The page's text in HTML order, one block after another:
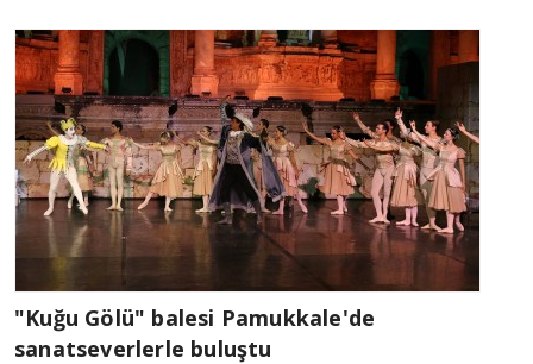
"Kuğu Gölü" balesi Pamukkale'de
sanatseverlerle buluştu